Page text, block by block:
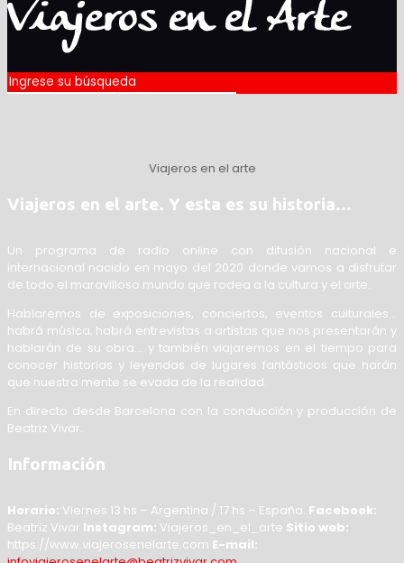
Viajeros en el arte
Viajeros en el arte. Y esta es su historia…
Un programa de radio online con difusión nacional e
internacional nacido en mayo del 2020 donde vamos a disfrutar
de todo el maravilloso mundo que rodea a la cultura y el arte.
Hablaremos de exposiciones, conciertos, eventos culturales…
habrá música, habrá entrevistas a artistas que nos presentarán y
hablarán de su obra… y también viajaremos en el tiempo para
conocer historias y leyendas de lugares fantásticos que harán
que nuestra mente se evada de la realidad.
En directo desde Barcelona con la conducción y producción de
Beatriz Vivar.
Información
Horario: Viernes 13 hs – Argentina / 17 hs – España. Facebook:
Beatriz Vivar Instagram: Viajeros_en_el_arte Sitio web:
https://www.viajerosenelarte.com E-mail: